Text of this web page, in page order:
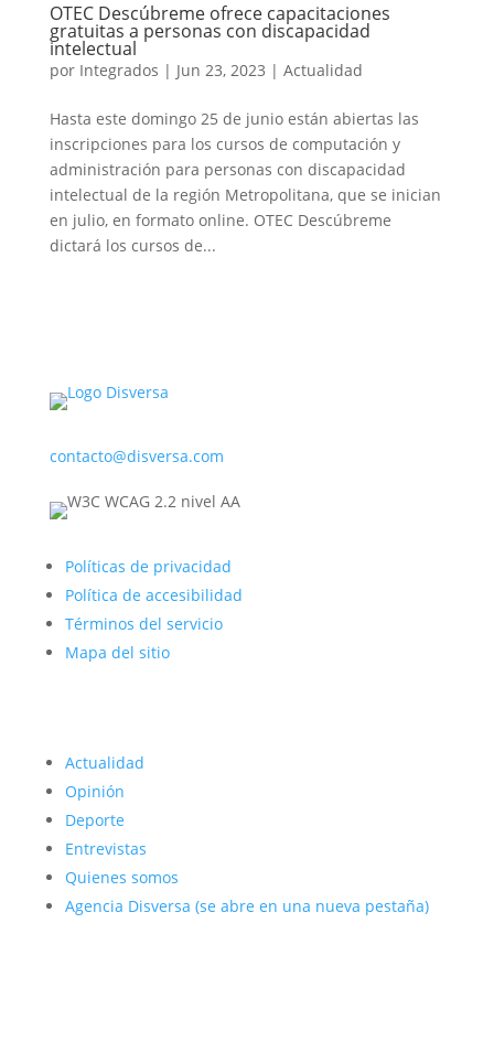
OTEC Descúbreme ofrece capacitaciones
gratuitas a personas con discapacidad
intelectual
por Integrados | Jun 23, 2023 | Actualidad
Hasta este domingo 25 de junio están abiertas las
inscripciones para los cursos de computación y
administración para personas con discapacidad
intelectual de la región Metropolitana, que se inician
en julio, en formato online. OTEC Descúbreme
dictará los cursos de...
contacto@disversa.com
Políticas de privacidad
Política de accesibilidad
Términos del servicio
Mapa del sitio
Actualidad
Opinión
Deporte
Entrevistas
Quienes somos
Agencia Disversa (se abre en una nueva pestaña)